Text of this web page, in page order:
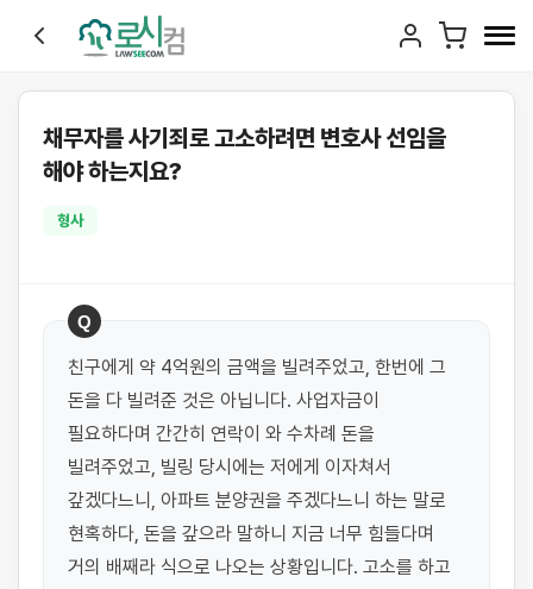
채무자를 사기죄로 고소하려면 변호사 선임을
해야 하는지요?
형사
Q
친구에게 약 4억원의 금액을 빌려주었고, 한번에 그
돈을 다 빌려준 것은 아닙니다. 사업자금이
필요하다며 간간히 연락이 와 수차례 돈을
빌려주었고, 빌링 당시에는 저에게 이자쳐서
갚겠다느니, 아파트 분양권을 주겠다느니 하는 말로
현혹하다, 돈을 갚으라 말하니 지금 너무 힘들다며
거의 배째라 식으로 나오는 상황입니다. 고소를 하고